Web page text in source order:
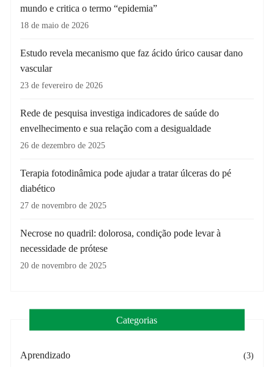
mundo e critica o termo “epidemia”
18 de maio de 2026
Estudo revela mecanismo que faz ácido úrico causar dano
vascular
23 de fevereiro de 2026
Rede de pesquisa investiga indicadores de saúde do
envelhecimento e sua relação com a desigualdade
26 de dezembro de 2025
Terapia fotodinâmica pode ajudar a tratar úlceras do pé
diabético
27 de novembro de 2025
Necrose no quadril: dolorosa, condição pode levar à
necessidade de prótese
20 de novembro de 2025
Categorias
Aprendizado (3)